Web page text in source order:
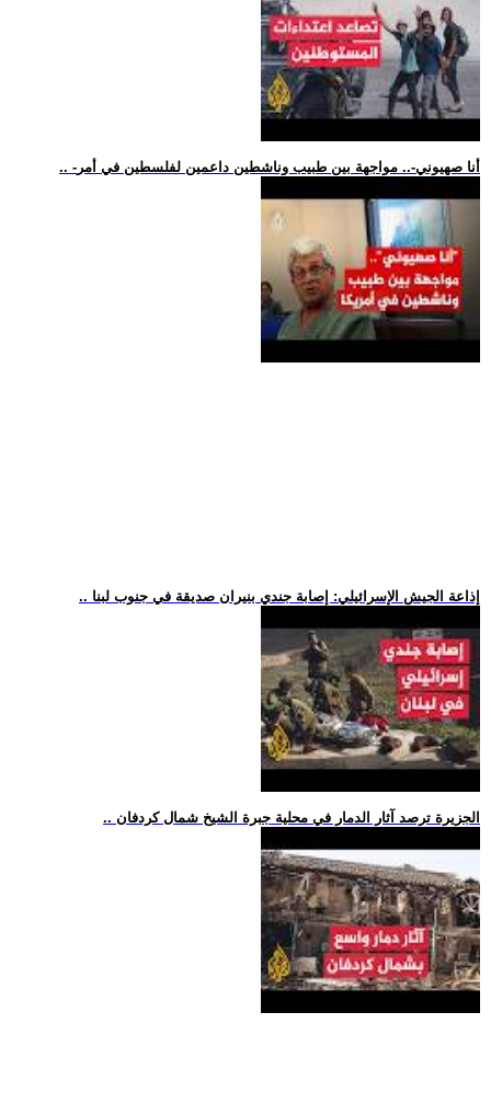
.. -أنا صهيوني-.. مواجهة بين طبيب وناشطين داعمين لفلسطين في أمر
.. إذاعة الجيش الإسرائيلي: إصابة جندي بنيران صديقة في جنوب لبنا
.. الجزيرة ترصد آثار الدمار في محلية جبرة الشيخ شمال كردفان